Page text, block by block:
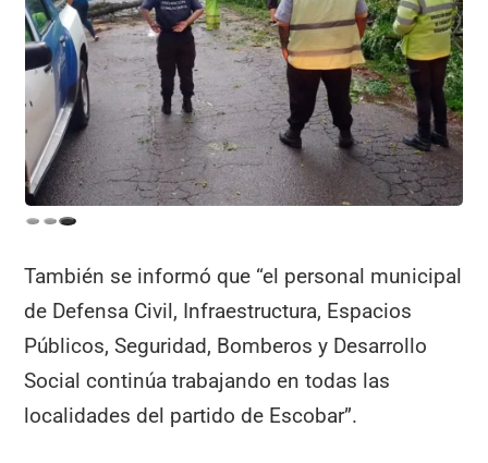
También se informó que “el personal municipal
de Defensa Civil, Infraestructura, Espacios
Públicos, Seguridad, Bomberos y Desarrollo
Social continúa trabajando en todas las
localidades del partido de Escobar”.